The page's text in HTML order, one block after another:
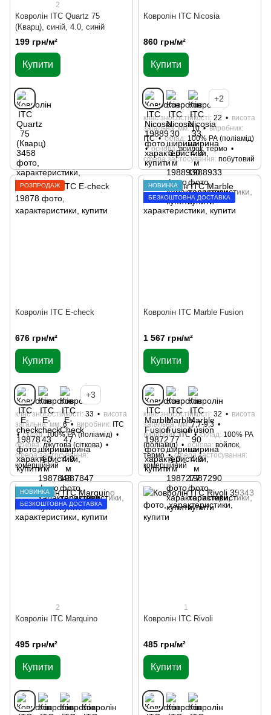
2
Ковролін ITC Quartz 75
(Кварц), синій, 4.0, синій
199 грн/м²
Купити
Ковролін ITC Nicosia
860 грн/м²
Купити
+2
клас зносостійкості 22
висота
загальна, мм 10
виробник
ITC
склад 100% РА (поліамід)
основа войлок, термо
сфера застосування побутовий
РОЗПРОДАЖ
Ковролін ITC E-check
676 грн/м²
Купити
+3
клас зносостійкості 33
висота
загальна, мм 6 виробник
ITC
склад 100% РА (поліамід)
основа джутова (сіткова)
сфера застосування
комерційний
НОВИНКА
БЕЗКОШТОВНА ДОСТАВКА
Ковролін ITC Marble Fusion
1 567 грн/м²
Купити
клас зносостійкості 32
висота
загальна, мм 7,7-9,3
виробник ITC склад 100% РА
(поліамід)
основа войлок,
термо
сфера застосування
комерційний
НОВИНКА
БЕЗКОШТОВНА ДОСТАВКА
2
Ковролін ITC Marquino
495 грн/м²
Купити
1
Ковролін ITC Rivoli
485 грн/м²
Купити